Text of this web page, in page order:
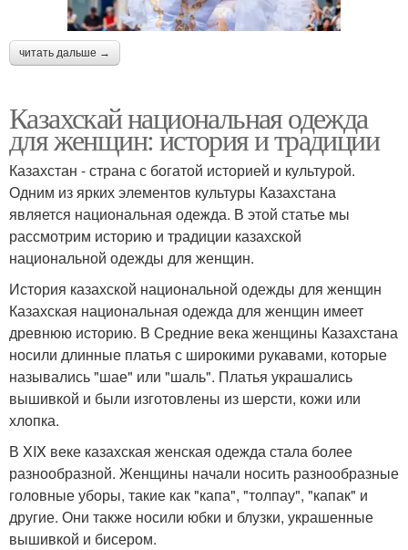
читать дальше →
Казахскай национальная одежда
для женщин: история и традиции
Казахстан - страна с богатой историей и культурой.
Одним из ярких элементов культуры Казахстана
является национальная одежда. В этой статье мы
рассмотрим историю и традиции казахской
национальной одежды для женщин.
История казахской национальной одежды для женщин
Казахская национальная одежда для женщин имеет
древнюю историю. В Средние века женщины Казахстана
носили длинные платья с широкими рукавами, которые
назывались "шае" или "шаль". Платья украшались
вышивкой и были изготовлены из шерсти, кожи или
хлопка.
В XIX веке казахская женская одежда стала более
разнообразной. Женщины начали носить разнообразные
головные уборы, такие как "капа", "толпау", "капак" и
другие. Они также носили юбки и блузки, украшенные
вышивкой и бисером.